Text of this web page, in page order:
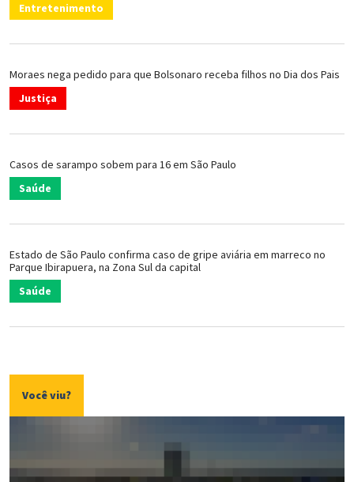
Entretenimento
Moraes nega pedido para que Bolsonaro receba filhos no Dia dos Pais
Justiça
Casos de sarampo sobem para 16 em São Paulo
Saúde
Estado de São Paulo confirma caso de gripe aviária em marreco no
Parque Ibirapuera, na Zona Sul da capital
Saúde
Você viu?